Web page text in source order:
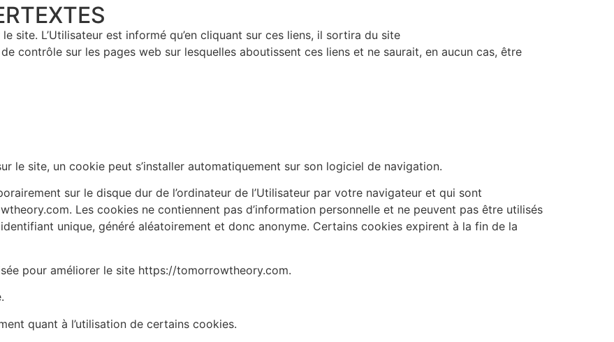
site. L’Utilisateur est informé qu’en cliquant sur ces liens, il sortira du site
contrôle sur les pages web sur lesquelles aboutissent ces liens et ne saurait, en aucun cas, être
le site, un cookie peut s’installer automatiquement sur son logiciel de navigation.
sur le disque dur de l’ordinateur de l’Utilisateur par votre navigateur et qui sont
Les cookies ne contiennent pas d’information personnelle et ne peuvent pas être utilisés
unique, généré aléatoirement et donc anonyme. Certains cookies expirent à la fin de la
pour améliorer le site https://tomorrowtheory.com.
quant à l’utilisation de certains cookies.